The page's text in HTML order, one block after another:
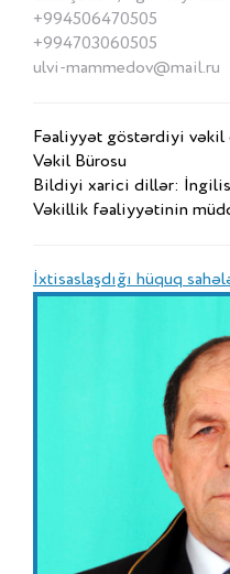
+994506470505
+994703060505
ulvi-mammedov@mail.ru
Fəaliyyət göstərdiyi vəkil
Vəkil Bürosu
Bildiyi xarici dillər: İngilis,
Vəkillik fəaliyyətinin
İxtisaslaşdığı hüquq